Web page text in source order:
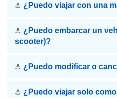
⚓ ¿Puedo viajar con una
⚓ ¿Puedo embarcar un
scooter)?
⚓ ¿Puedo modificar o
⚓ ¿Puedo viajar solo